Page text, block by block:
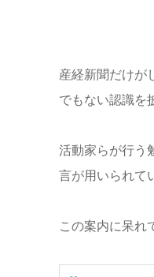
産経新聞だけが
でもない認識を
活動家らが行う
言が用いられて
この案内に呆れ